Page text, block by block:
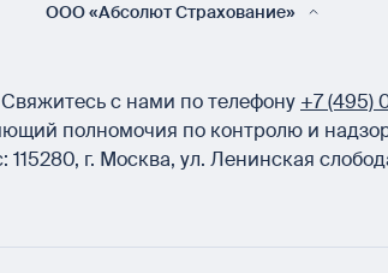
ООО «Абсолют Страхование»
Свяжитесь с нами по телефону +7 (495)
полномочия по контролю и
115280, г. Москва, ул. Ленинская